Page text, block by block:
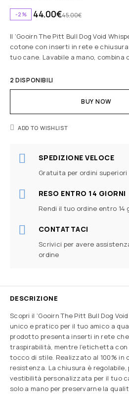
-2% 45.00€
44.00€
Il ‘Gooirn The Pitt Bull Dog Void
cotone con inserti in rete e chiusura
tuo cane. Lavabile a mano, combina
2 DISPONIBILI
BUY NOW
ADD TO WISHLIST
SPEDIZIONE VELOCE
Gratuita per ordini superiori
RESO ENTRO 14 GIORNI
Rendi il tuo ordine entro 14
CONTATTACI
Scrivici per avere
ordine
DESCRIZIONE
Scopri il ‘Gooirn The Pitt Bull Dog
unico e pratico per il tuo amico a
prodotto presenta inserti in rete
traspirabilità, mentre l’etichetta con
tocco di stile. Realizzato al 100%
resistenza. La chiusura è
vestibilità personalizzata per il tuo
solo a mano per preservarne la